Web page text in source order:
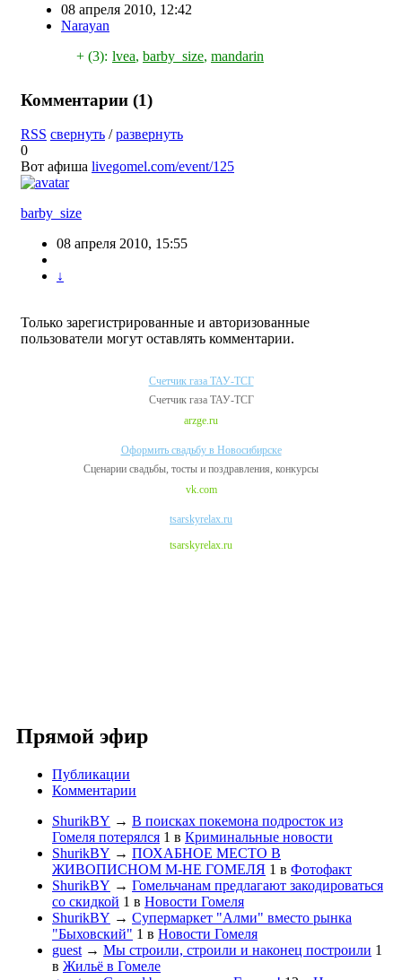
08 апреля 2010, 12:42
Narayan
+ (3): lvea, barby_size, mandarin
Комментарии (1)
RSS свернуть /развернуть
0
Вот афиша livegomel.com/event/125
barby_size
08 апреля 2010, 15:55
↓
Только зарегистрированные и авторизованные
пользователи могут оставлять комментарии.
Счетчик газа ТАУ-ТСГ
Счетчик газа ТАУ-ТСГ
arzge.ru
Оформить свадьбу в Новосибирске
Сценарии свадьбы, тосты и поздравления, конкурсы
vk.com
tsarskyrelax.ru
tsarskyrelax.ru
Прямой эфир
Публикации
Комментарии
ShurikBY → В поисках покемона подросток из
Гомеля потерялся 1 в Криминальные новости
ShurikBY → ПОХАБНОЕ МЕСТО В
ЖИВОПИСНОМ М-НЕ ГОМЕЛЯ 1 в Фотофакт
ShurikBY → Гомельчанам предлагают закодироваться
со скидкой 1 в Новости Гомеля
ShurikBY → Супермаркет "Алми" вместо рынка
"Быховский" 1 в Новости Гомеля
guest → Мы строили, строили и наконец построили 1
в Жильё в Гомеле